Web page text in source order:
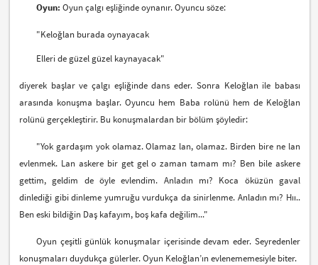
Oyun: Oyun çalgı eşliğinde oynanır. Oyuncu söze:
"Keloğlan burada oynayacak
Elleri de güzel güzel kaynayacak"
diyerek başlar ve çalgı eşliğinde dans eder. Sonra Keloğlan ile babası
arasında konuşma başlar. Oyuncu hem Baba rolünü hem de Keloğlan
rolünü gerçekleştirir. Bu konuşmalardan bir bölüm şöyledir:
"Yok gardaşım yok olamaz. Olamaz lan, olamaz. Birden bire ne lan
evlenmek. Lan askere bir get gel o zaman tamam mı? Ben bile askere
gettim, geldim de öyle evlendim. Anladın mı? Koca öküzün gaval
dinlediği gibi dinleme yumruğu vurdukça da sinirlenme. Anladın mı? Hıı..
Ben eski bildiğin Daş kafayım, boş kafa değilim..."
Oyun çeşitli günlük konuşmalar içerisinde devam eder. Seyredenler
konuşmaları duydukça gülerler. Oyun Keloğlan’ın evlenememesiyle biter.